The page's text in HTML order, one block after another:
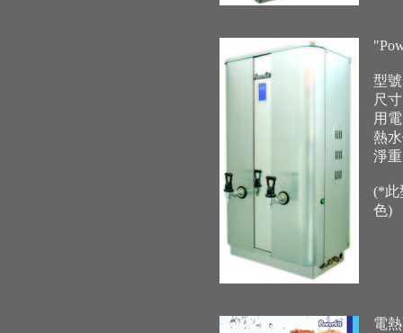
型
尺
用
熱
淨
(*此
色)
電